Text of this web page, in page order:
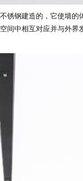
锈钢建造的，它使墙的
间中相互对应并与外界